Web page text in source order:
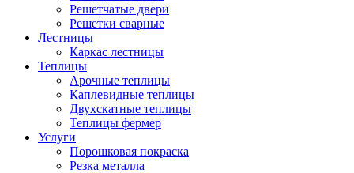
Решетчатые двери
Решетки сварные
Лестницы
Каркас лестницы
Теплицы
Арочные теплицы
Каплевидные теплицы
Двухскатные теплицы
Теплицы фермер
Услуги
Порошковая покраска
Резка металла